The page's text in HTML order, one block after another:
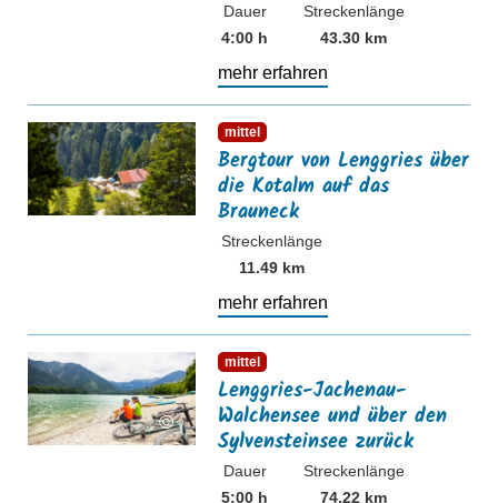
Dauer
4:00 h
Streckenlänge
43.30 km
mehr erfahren
mittel
Bergtour von Lenggries über
die Kotalm auf das
Brauneck
Streckenlänge
11.49 km
mehr erfahren
mehr erfahren
©
mittel
Lenggries-Jachenau-
Walchensee und über den
Sylvensteinsee zurück
Dauer
5:00 h
Streckenlänge
74.22 km
mehr erfahren